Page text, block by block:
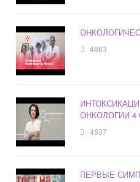
4863
ОНКОЛОГИИ 4
4537
ПЕРВЫЕ